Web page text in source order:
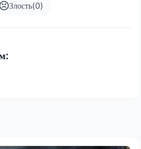
Злость(0)